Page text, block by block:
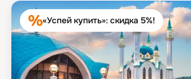
«Успей купить»: скидка 5%!